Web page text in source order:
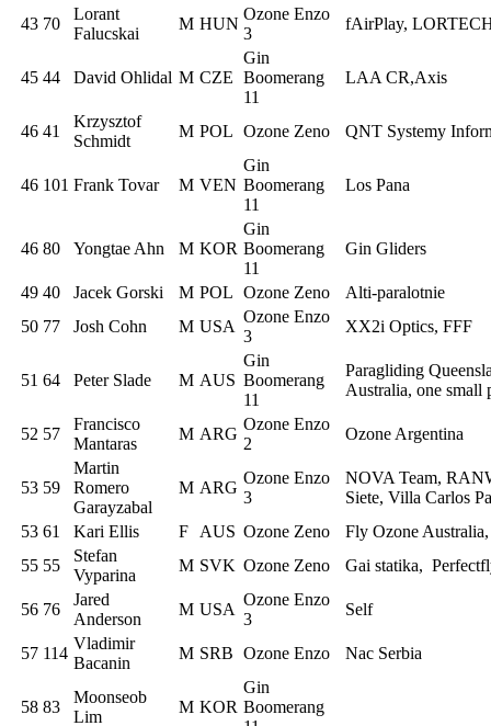
43 70
Lorant
Falucskai
M HUN
Ozone Enzo
3
fAirPlay,
45 44 David Ohlidal M CZE
Gin
Boomerang
11
LAA CR,Axis
46 41
Krzysztof
Schmidt
M POL Ozone Zeno QNT Systemy
46 101 Frank Tovar M VEN
Gin
Boomerang
11
Los Pana
46 80 Yongtae Ahn M KOR
Gin
Boomerang
11
Gin Gliders
49 40 Jacek Gorski M POL Ozone Zeno
Alti-paralotnie
50 77 Josh Cohn M USA
Ozone Enzo
3
XX2i Optics, FFF
51 64 Peter Slade M AUS
Gin
Boomerang
11
Paragliding
Australia, one small
52 57
Francisco
Mantaras
M ARG
Ozone Enzo
2
Ozone Argentina
53 59
Martin
Romero
Garayzabal
M ARG
Ozone Enzo
3
NOVA Team,
Siete, Villa Carlos
53 61 Kari Ellis F AUS Ozone Zeno
Fly Ozone
55 55
Stefan
Vyparina
M SVK Ozone Zeno Gai statika,
56 76
Jared
Anderson
M USA
Ozone Enzo
3
Self
57 114
Vladimir
Bacanin
M SRB Ozone Enzo Nac Serbia
58 83
Moonseob
Lim
M KOR
Gin
Boomerang